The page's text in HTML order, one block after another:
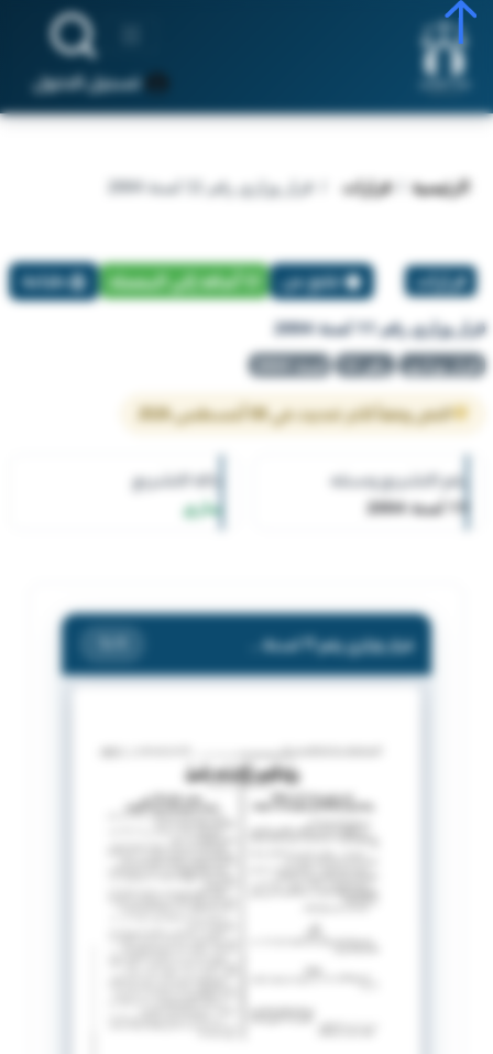
تسجيل الدخول
الرئيسية قرارات قرار وزاري رقم 11 لسنة 2004
قرارات تبليغ عن أضافة إلي المفضلة طباعة
قرار وزاري رقم 11 لسنة 2004
قرار وزاري رقم 11 لسنة 2004
النص وفقاً لآخر تحديث في 08 أغسطس 2026
رقم التشريع وسنته
11 لسنة 2004
حالة التشريع
ساري